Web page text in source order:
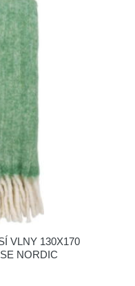
VLNY 130X170
NORDIC